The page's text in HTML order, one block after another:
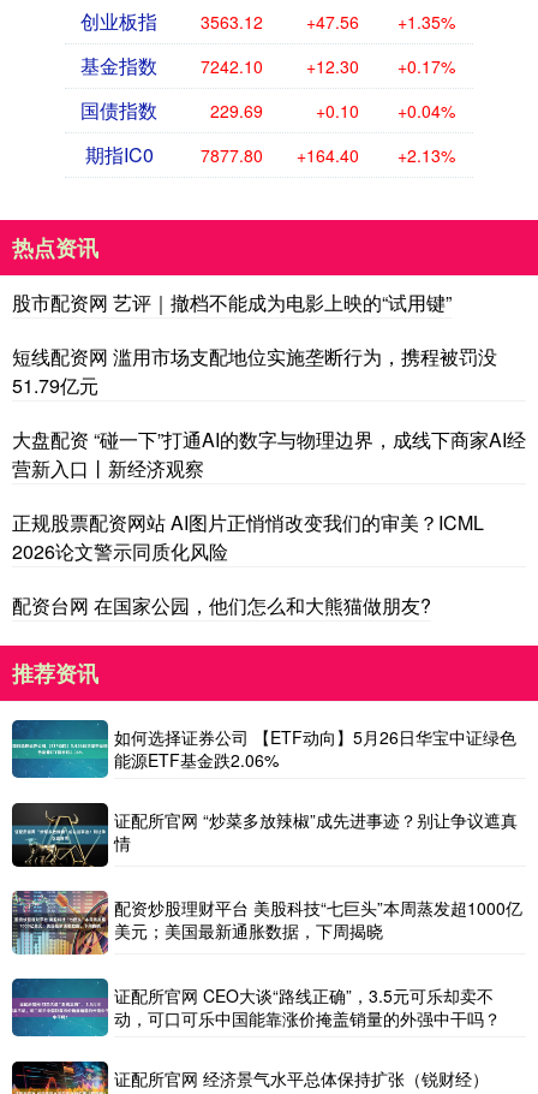
创业板指 3563.12 +47.56 +1.35%
基金指数 7242.10 +12.30 +0.17%
国债指数 229.69 +0.10 +0.04%
期指IC0 7877.80 +164.40 +2.13%
热点资讯
股市配资网 艺评｜撤档不能成为电影上映的“试用键”
短线配资网 滥用市场支配地位实施垄断行为，携程被罚没
51.79亿元
大盘配资 “碰一下”打通AI的数字与物理边界，成线下商家AI经
营新入口丨新经济观察
正规股票配资网站 AI图片正悄悄改变我们的审美？ICML
2026论文警示同质化风险
配资台网 在国家公园，他们怎么和大熊猫做朋友?
推荐资讯
如何选择证券公司 【ETF动向】5月26日华宝中证绿色
能源ETF基金跌2.06%
证配所官网 “炒菜多放辣椒”成先进事迹？别让争议遮真
情
配资炒股理财平台 美股科技“七巨头”本周蒸发超1000亿
美元；美国最新通胀数据，下周揭晓
证配所官网 CEO大谈“路线正确”，3.5元可乐却卖不
动，可口可乐中国能靠涨价掩盖销量的外强中干吗？
证配所官网 经济景气水平总体保持扩张（锐财经）